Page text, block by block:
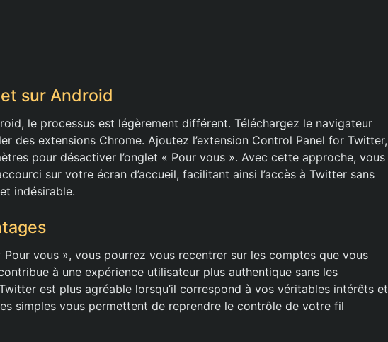
sur Android
le processus est légèrement différent. Téléchargez le navigateur
des extensions Chrome. Ajoutez l’extension Control Panel for Twitter,
pour désactiver l’onglet « Pour vous ». Avec cette approche, vous
sur votre écran d’accueil, facilitant ainsi l’accès à Twitter sans
indésirable.
Pour vous », vous pourrez vous recentrer sur les comptes que vous
à une expérience utilisateur plus authentique sans les
est plus agréable lorsqu’il correspond à vos véritables intérêts et
simples vous permettent de reprendre le contrôle de votre fil